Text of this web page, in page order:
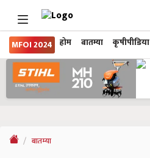
MFOI 2024 होम बातम्या कृषीपीडिया
बातम्या